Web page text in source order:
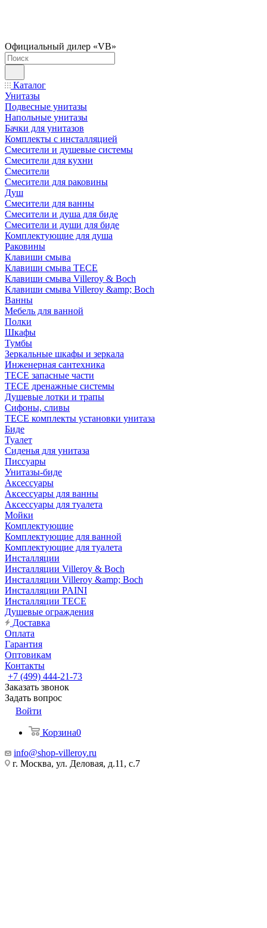
Официальный дилер «VB»
Каталог
Унитазы
Подвесные унитазы
Напольные унитазы
Бачки для унитазов
Комплекты с инсталляцией
Смесители и душевые системы
Смесители для кухни
Смесители
Смесители для раковины
Душ
Смесители для ванны
Смесители и душа для биде
Смесители и души для биде
Комплектующие для душа
Раковины
Клавиши смыва
Клавиши смыва TECE
Клавиши смыва Villeroy & Boch
Клавиши смыва Villeroy &amp; Boch
Ванны
Мебель для ванной
Полки
Шкафы
Тумбы
Зеркальные шкафы и зеркала
Инженерная сантехника
TECE запасные части
TECE дренажные системы
Душевые лотки и трапы
Сифоны, сливы
TECE комплекты установки унитаза
Биде
Туалет
Сиденья для унитаза
Писсуары
Унитазы-биде
Аксессуары
Аксессуары для ванны
Аксессуары для туалета
Мойки
Комплектующие
Комплектующие для ванной
Комплектующие для туалета
Инсталляции
Инсталляции Villeroy & Boch
Инсталляции Villeroy &amp; Boch
Инсталляции PAINI
Инсталляции TECE
Душевые ограждения
Доставка
Оплата
Гарантия
Оптовикам
Контакты
+7 (499) 444-21-73
Заказать звонок
Задать вопрос
Войти
Корзина0
info@shop-villeroy.ru
г. Москва, ул. Деловая, д.11, с.7